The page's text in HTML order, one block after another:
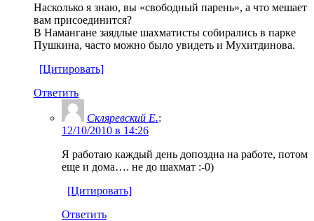
Насколько я знаю, вы «свободный парень», а что мешает
вам присоединится?
В Намангане заядлые шахматисты собирались в парке
Пушкина, часто можно было увидеть и Мухитдинова.
[Цитировать]
Ответить
Скляревский Е.:
12/10/2010 в 14:26
Я работаю каждый день допоздна на работе, потом
еще и дома…. не до шахмат :-0)
[Цитировать]
Ответить